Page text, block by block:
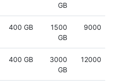
GB
400 GB
1500
GB
9000
400 GB
3000
GB
12000